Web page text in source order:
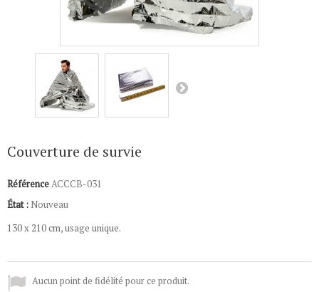
Couverture de survie
RéférenceACCCB-031
État : Nouveau
130 x 210 cm, usage unique.
Aucun point de fidélité pour ce produit.